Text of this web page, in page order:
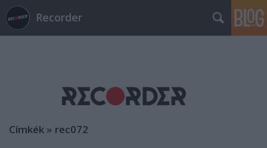
Recorder
Címkék » rec072